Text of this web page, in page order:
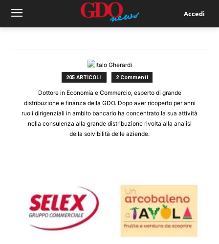
Accedi
205 ARTICOLI 2 Commenti
Dottore in Economia e Commercio, esperto di grande
distribuzione e finanza della GDO. Dopo aver ricoperto per anni
ruoli dirigenziali in ambito bancario ha concentrato la sua attività
nella consulenza alla grande distribuzione rivolta alla analisi
della solvibilità delle aziende.